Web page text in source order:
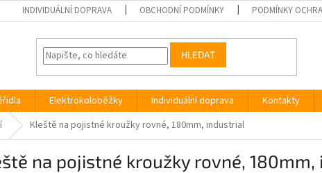
INDIVIDUÁLNÍ DOPRAVA OBCHODNÍ PODMÍNKY PODMÍNKY
HLEDAT
Elektrokoloběžky Individuální doprava Kontakty
Kleště na pojistné kroužky rovné, 180mm, industrial
na pojistné kroužky rovné,